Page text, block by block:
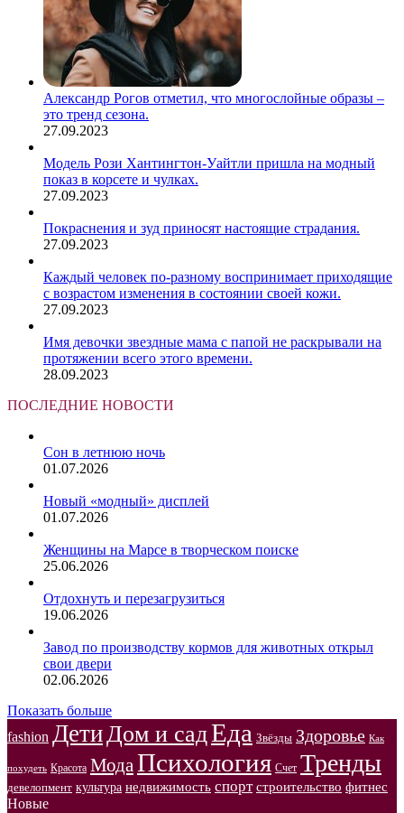
Александр Рогов отметил, что многослойные образы –
это тренд сезона.
27.09.2023
Модель Рози Хантингтон-Уайтли пришла на модный
показ в корсете и чулках.
27.09.2023
Покраснения и зуд приносят настоящие страдания.
27.09.2023
Каждый человек по-разному воспринимает приходящие
с возрастом изменения в состоянии своей кожи.
27.09.2023
Имя девочки звездные мама с папой не раскрывали на
протяжении всего этого времени.
28.09.2023
ПОСЛЕДНИЕ НОВОСТИ
Сон в летнюю ночь
01.07.2026
Новый «модный» дисплей
01.07.2026
Женщины на Марсе в творческом поиске
25.06.2026
Отдохнуть и перезагрузиться
19.06.2026
Завод по производству кормов для животных открыл
свои двери
02.06.2026
Показать больше
fashion ДетиДом и садЕда Звёзды Здоровье Как
похудеть Красота Мода Психология Счет Тренды
девелопмент культура недвижимость спорт строительство фитнес
Новые